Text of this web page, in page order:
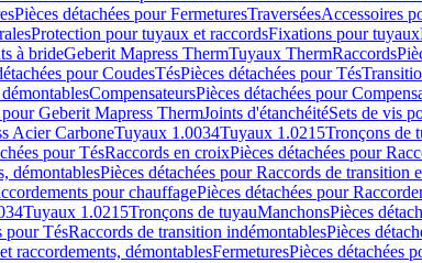
Pièces détachées pour FermeturesTraverséesAccessoires
Protection pour tuyaux et raccordsFixations pour tuyaux
à brideGeberit Mapress ThermTuyaux ThermRaccords
pour CoudesTésPièces détachées pour Tés
CompensateursPièces détachées pour
Geberit Mapress ThermJoints d'étanchéitéSets de vis
Acier CarboneTuyaux 1.0034Tuyaux 1.0215Tronçons de
pour TésRaccords en croixPièces détachées pour
démontablesPièces détachées pour Raccords de transition
pour chauffagePièces détachées pour
Tuyaux 1.0215Tronçons de tuyauManchonsPièces
pour TésRaccords de transition indémontablesPièces
raccordements, démontablesFermeturesPièces détachées